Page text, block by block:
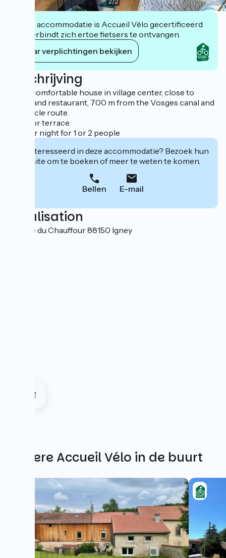
Deze accommodatie is Accueil Vélo gecertificeerd
en verbindt zich ertoe fietsers te ontvangen.
Haar verplichtingen bekijken
Beschrijving
Small, comfortable house in village center, close to
shops and restaurant, 700 m from the Vosges canal and
V50 cycle route.
Outdoor terrace.
60? per night for 1 or 2 people
Geïnteresseerd in deze accommodatie? Bezoek hun
website om te boeken of meer te weten te komen.
Bellen E-mail
Localisation
170 rue du Chauffour 88150 Igney
Andere Accueil Vélo in de buurt